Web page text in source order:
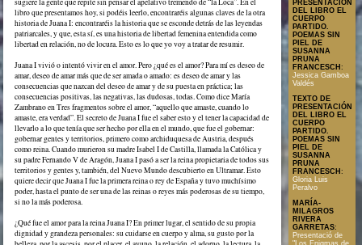
libro que presentamos hoy, si podéis leerlo, encontraréis algunas claves de la otra
historia de Juana I: encontraréis la historia que se esconde detrás de las leyendas
patriarcales, y que, esta sí, es una historia de libertad femenina entendida como
libertad en relación, no de locura. Esto es lo que yo voy a tratar de resumir.
Juana I vivió o intentó vivir en el amor. Pero ¿qué es el amor? Para mí es deseo de
amar, deseo de amar más que de ser amada o amado: es deseo de amar y las
consecuencias que nazcan del deseo de amar y de su puesta en práctica; las
consecuencias positivas, las negativas, las dudosas, todas. Como dice María
Zambrano en Tres fragmentos sobre el amor, “aquello que amaste, cuando lo
amaste, era verdad”. El secreto de Juana I fue el saber esto y el tener la capacidad de
llevarlo a lo que tenía que ser hecho por ella en el mundo, que fue el gobernar:
gobernar gentes y territorios, primero como archiduquesa de Austria, después
como reina. Cuando murieron su madre Isabel I de Castilla, llamada la Católica y
su padre Fernando V de Aragón, Juana I pasó a ser la reina propietaria de todos sus
territorios y gentes y, también, del Nuevo Mundo descubierto en Ultramar. Esto
quiere decir que Juana I fue la primera reina o rey de España y tuvo muchísimo
poder, hasta el punto de ser una de las reinas o reyes más poderosas de su tiempo,
si no la más poderosa.
¿Qué fue el amor para la reina Juana I? En primer lugar, el sentido de su propia
dignidad y grandeza personales: su cuidarse en cuerpo y alma, su gusto por la
PRESENTACIÓN
DEL LIBRO EL
CUERPO
PARTIDO.
POEMAS SIN
PIEL DE
SUSANNA
PRUNA
FRANCESCH :
Jessica Gamboa
Valdés
TEXTO DE
PRESENTACIÓN
DEL LIBRO EL
CUERPO
PARTIDO.
POEMAS SIN
PIEL DE
SUSANNA
PRUNA
FRANCESCH :
Gloria Luis
Peralvo
MARÍA-
MILAGROS
RIVERA
GARRETAS:
Presentació de